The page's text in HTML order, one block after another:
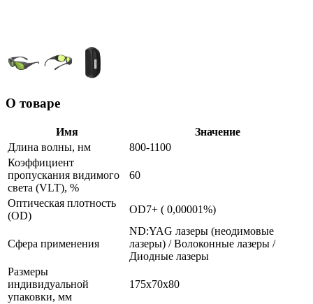
О товаре
Имя
Значение
Длина волны, нм
800-1100
Коэффициент
пропускания видимого
света (VLT), %
60
Оптическая плотность
(OD)
OD7+ ( 0,00001%)
Сфера применения
ND:YAG лазеры (неодимовые
лазеры) / Волоконные лазеры /
Диодные лазеры
Размеры
индивидуальной
упаковки, мм
175х70х80